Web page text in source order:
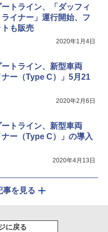
ング フルクローズ メッシュ 3
ポップアップテント PATC-15
ジュ
付き 高安全性 金属製耐久 コ
設計 持ち運び便利 アウトド
育現場/展示会用 緑
トライン、「ダッフィ
イナー」運行開始、フ
トも販売
2020年1月4日
トライン、新型車両
ナー（Type C）」5月21
2020年2月6日
トライン、新型車両
ナー（Type C）」の導入
2020年4月13日
事を見る
に戻る